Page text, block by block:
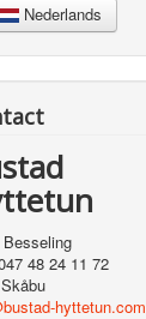
Nederlands
Besseling
48 24 11 72
hyttetun.com